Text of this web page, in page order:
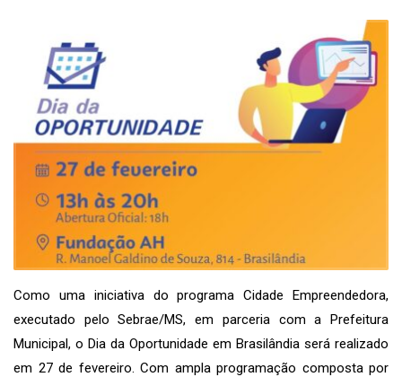
Como uma iniciativa do programa Cidade Empreendedora,
executado pelo Sebrae/MS, em parceria com a Prefeitura
Municipal, o Dia da Oportunidade em Brasilândia será realizado
em 27 de fevereiro. Com ampla programação composta por